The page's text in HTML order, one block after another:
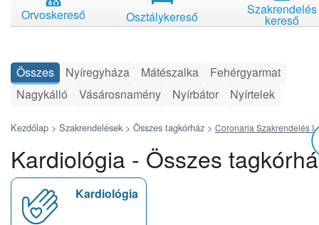
Orvoskereső Osztálykereső Szakrendelés
kereső
Összes Nyíregyháza Mátészalka
Fehérgyarmat
Nagykálló
Vásárosnamény Nyírbátor Nyírtelek
Kezdőlap > Szakrendelések > Összes tagkórház > Coronaria Szakrendelés I.
Kardiológia - Összes
Kardiológia